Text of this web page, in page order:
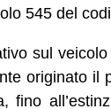
545 del
sul
originato il